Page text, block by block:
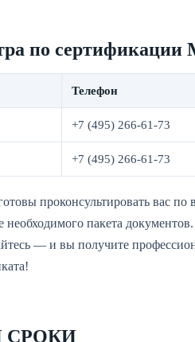
по сертификации
Телефон
+7 (495) 266-61-73
+7 (495) 266-61-73
проконсультировать вас по
необходимого пакета
— и вы получите
СРОКИ